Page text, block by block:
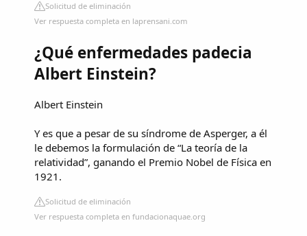
Solicitud de eliminación
Ver respuesta completa en laprensani.com
¿Qué enfermedades padecia
Albert Einstein?
Albert Einstein
Y es que a pesar de su síndrome de Asperger, a él
le debemos la formulación de “La teoría de la
relatividad”, ganando el Premio Nobel de Física en
1921.
Solicitud de eliminación
Ver respuesta completa en fundacionaquae.org